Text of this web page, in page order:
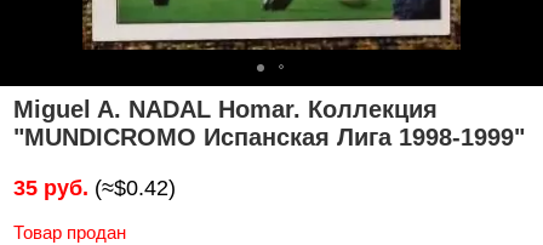
Miguel A. NADAL Homar. Коллекция
"MUNDICROMO Испанская Лига 1998-1999"
35 руб. (≈$0.42)
Товар продан